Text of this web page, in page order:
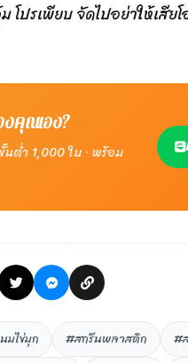
โปรเพียบ จัดไปอย่าให้เสีย
คุณเอง?
นต่ำ 1,000 ใบ · พร้อม
มไข่มุก #สกรีนพลาสติก #